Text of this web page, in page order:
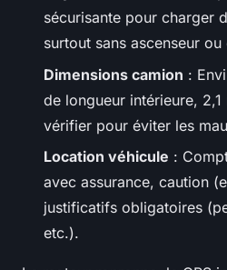
sécurisante pour charger
surtout sans ascenseur
Dimensions camion :
de longueur intérieure, 2,1
vérifier pour éviter les
Location véhicule :
avec assurance, caution
justificatifs obligatoires
etc.).